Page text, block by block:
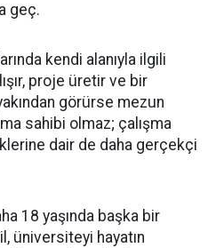
geç.
kendi alanıyla ilgili
proje üretir ve bir
görürse mezun
sahibi olmaz; çalışma
dair de daha gerçekçi
18 yaşında başka bir
üniversiteyi hayatın